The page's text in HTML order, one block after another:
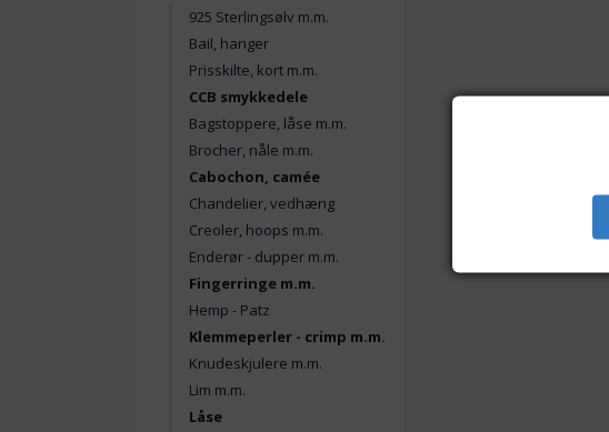
925 Sterlingsølv m.m.
Bail, hanger
Prisskilte, kort m.m.
CCB smykkedele
Bagstoppere, låse m.m.
Brocher, nåle m.m.
Cabochon, camée
Chandelier, vedhæng
Creoler, hoops m.m.
Enderør - dupper m.m.
Fingerringe m.m.
Hemp - Patz
Klemmeperler - crimp m.m.
Knudeskjulere m.m.
Lim m.m.
Låse